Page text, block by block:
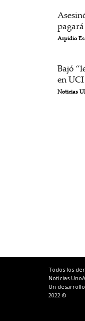
Arpidio
Bajó
en UCI
Noticias
Todos los
Noticias UnoA
Un
2022 ©